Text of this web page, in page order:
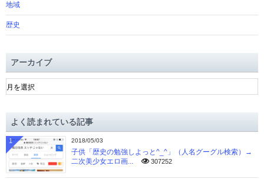
地域
歴史
アーカイブ
ア
ー
ブよく読まれている記事
2018/05/03
子供「歴史の勉強しよっと^_^」（人名グーグル検索）→
二次美少女エロ画...
307252
1